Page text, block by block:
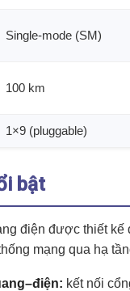
Single-mode (SM)
100 km
1×9 (pluggable)
bật
điện được thiết kế
mạng qua hạ
kết nối